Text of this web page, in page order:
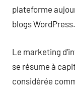
plateforme
blogs WordPress.
Le marketing
se résume à
considérée